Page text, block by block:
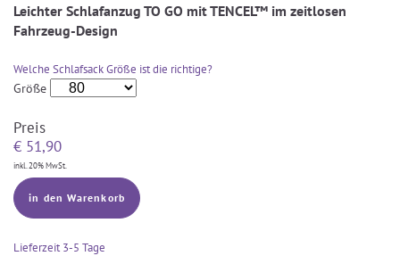
Leichter Schlafanzug TO GO mit TENCEL™ im zeitlosen
Fahrzeug-Design
Welche Schlafsack Größe ist die richtige?
Größe
Preis
€ 51,90
inkl. 20% MwSt.
in den Warenkorb
Lieferzeit3-5 Tage